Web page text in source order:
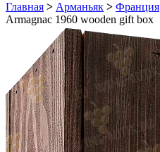
Главная > Арманьяк > Франция
Armagnac 1960 wooden gift box